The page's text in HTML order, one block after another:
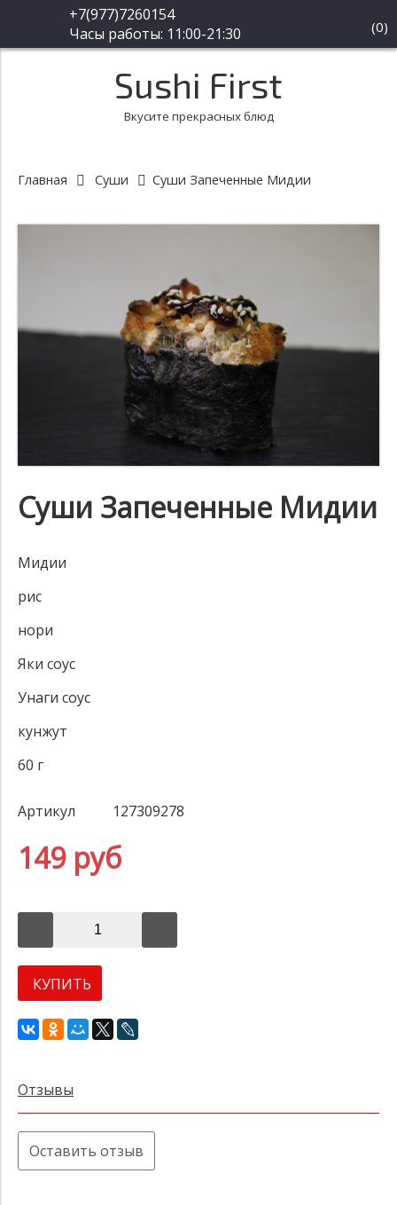
+7(977)7260154
Часы работы: 11:00-21:30
(0)
Sushi First
Вкусите прекрасных блюд
Главная Суши Суши Запеченные Мидии
Суши Запеченные Мидии
Мидии
рис
нори
Яки соус
Унаги соус
кунжут
60 г
Артикул 127309278
149 руб
КУПИТЬ
Отзывы
Оставить отзыв